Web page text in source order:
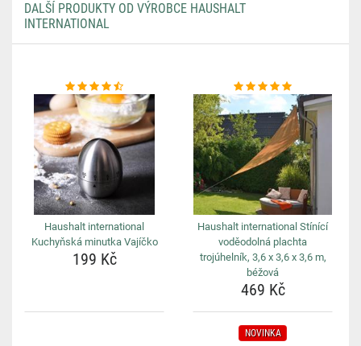
DALŠÍ PRODUKTY OD VÝROBCE HAUSHALT
INTERNATIONAL
Haushalt international
Kuchyňská minutka Vajíčko
199 Kč
Haushalt international Stínící
voděodolná plachta
trojúhelník, 3,6 x 3,6 x 3,6 m,
béžová
469 Kč
NOVINKA